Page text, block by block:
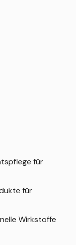
für
für
Wirkstoffe